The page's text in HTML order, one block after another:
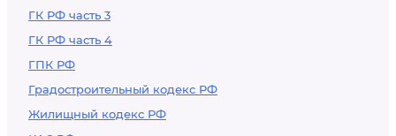
ГК РФ часть 3
ГК РФ часть 4
ГПК РФ
Градостроительный кодекс РФ
Жилищный кодекс РФ